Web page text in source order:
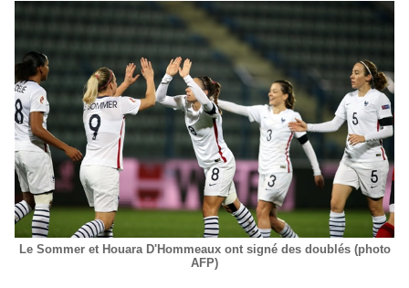
Le Sommer et Houara D'Hommeaux ont signé des doublés (photo
AFP)